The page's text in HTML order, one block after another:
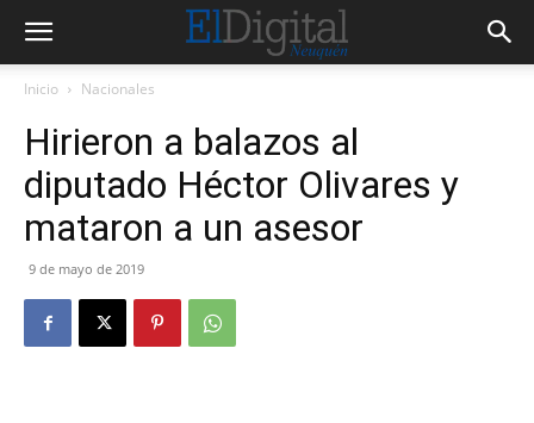
Inicio Nacionales
Hirieron a balazos al
diputado Héctor Olivares y
mataron a un asesor
9 de mayo de 2019